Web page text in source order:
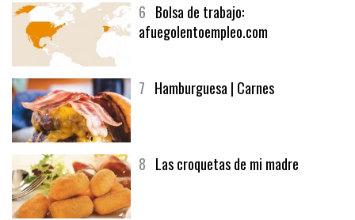
6 Bolsa de trabajo:
afuegolentoempleo.com
7 Hamburguesa | Carnes
8 Las croquetas de mi madre